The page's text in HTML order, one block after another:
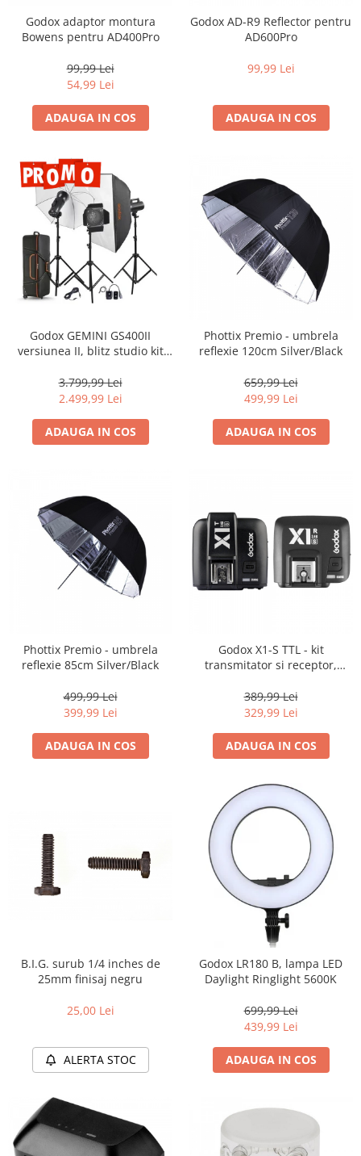
Huse protectie filtre gel
Carduri memorie, Cititoare
Carduri memorie
Cititoare carduri
Grip-uri
Telecomenzi
LCD protectie
Recordere audio digitale
Acumulatori si baterii
Acumulatori Foto
incarcatoare
Baterii
Huse protectie acumulatori foto
Tablete grafice
Alimentatoare 220V
Cabluri
Carcase de tip Cage, pentru
integrare in sisteme video
complexe
Curatare Senzor
Nivela patina
Transmitator de fisiere fara fir
Vizor
Accesorii diverse
Genti Holster TopLoader
Genti, Troller Video
Rucsacuri Foto
Hamuri si Centuri foto
Curele Aparat - Umar
Genti Laptop si iPad
Troller
Solid-State Drive (SSD)
Video / Camere si accesorii
Camere video profesionale
Godox adaptor montura
Bowens pentru AD400Pro
99,99 Lei
54,99 Lei
ADAUGA IN COS
Godox AD-R9 Reflector pentru
AD600Pro
99,99 Lei
ADAUGA IN COS
Godox GEMINI GS400II
versiunea II, blitz studio kit
3.799,99 Lei
2.499,99 Lei
ADAUGA IN COS
Phottix Premio - umbrela
reflexie 120cm Silver/Black
659,99 Lei
499,99 Lei
ADAUGA IN COS
Phottix Premio - umbrela
reflexie 85cm Silver/Black
499,99 Lei
399,99 Lei
ADAUGA IN COS
Godox X1-S TTL - kit
transmitator si receptor,
389,99 Lei
329,99 Lei
ADAUGA IN COS
B.I.G. surub 1/4 inches de
25mm finisaj negru
25,00 Lei
ALERTA STOC
Godox LR180 B, lampa LED
Daylight Ringlight 5600K
699,99 Lei
439,99 Lei
ADAUGA IN COS